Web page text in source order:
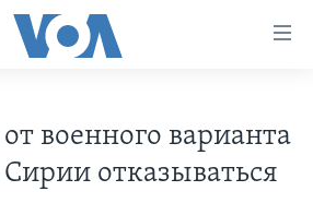
военного варианта
отказываться